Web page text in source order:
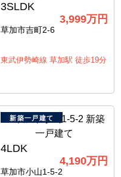
3SLDK
3,999万円
草加市吉町2-6
東武伊勢崎線 草加駅 徒歩19分
新築一戸建て
4LDK
4,190万円
草加市小山1-5-2